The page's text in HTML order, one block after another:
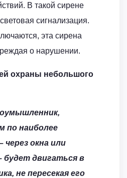
В такой сирене
сигнализация.
эта сирена
о нарушении.
охраны небольшого
по наиболее
окна или
будет двигаться в
не пересекая его